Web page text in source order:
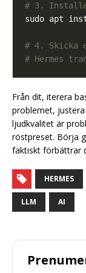
# 3.
# 4. Skicka
# Hermes
Från dit, iterera
problemet,
ljudkvalitet är
röstpreset. Börja
faktiskt förbättrar
HERMES
LLM AI